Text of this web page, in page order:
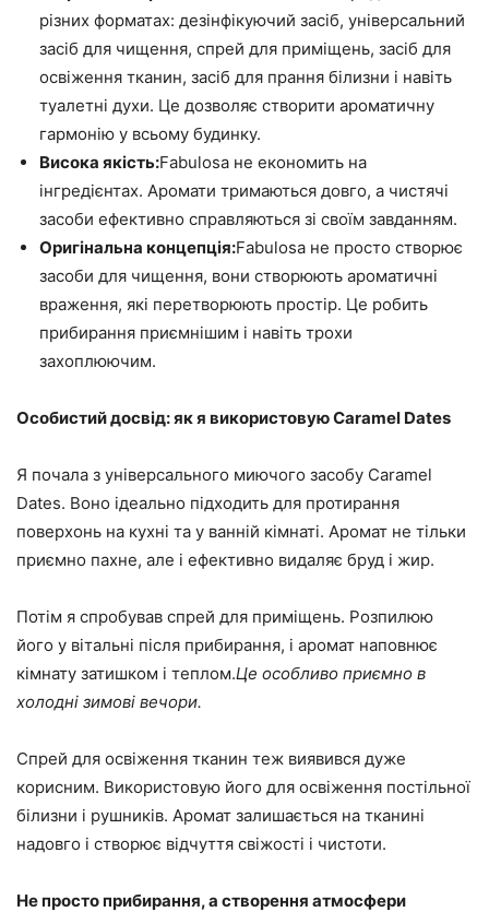
різних форматах: дезінфікуючий засіб, універсальний
засіб для чищення, спрей для приміщень, засіб для
освіження тканин, засіб для прання білизни і навіть
туалетні духи. Це дозволяє створити ароматичну
гармонію у всьому будинку.
Висока якість:Fabulosa не економить на
інгредієнтах. Аромати тримаються довго, а чистячі
засоби ефективно справляються зі своїм завданням.
Оригінальна концепція:Fabulosa не просто створює
засоби для чищення, вони створюють ароматичні
враження, які перетворюють простір. Це робить
прибирання приємнішим і навіть трохи
захоплюючим.
Особистий досвід: як я використовую Caramel Dates
Я почала з універсального миючого засобу Caramel
Dates. Воно ідеально підходить для протирання
поверхонь на кухні та у ванній кімнаті. Аромат не тільки
приємно пахне, але і ефективно видаляє бруд і жир.
Потім я спробував спрей для приміщень. Розпилюю
його у вітальні після прибирання, і аромат наповнює
кімнату затишком і теплом.Це особливо приємно в
холодні зимові вечори.
Спрей для освіження тканин теж виявився дуже
корисним. Використовую його для освіження постільної
білизни і рушників. Аромат залишається на тканині
надовго і створює відчуття свіжості і чистоти.
Не просто прибирання, а створення атмосфери